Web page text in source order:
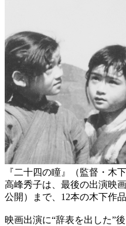
『二十四の瞳』（監督・木
高峰秀子は、最後の出演映
公開）まで、12本の木下作
映画出演に“辞表を出した”